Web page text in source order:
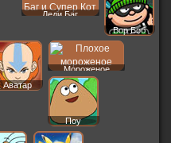
Леди Баг
Вор Боб
Аватар
Мороженое
Поу